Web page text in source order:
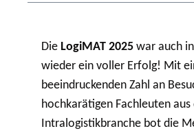
Die LogiMAT 2025 war auch
wieder ein voller Erfolg! Mit
beeindruckenden Zahl an
hochkarätigen Fachleuten
Intralogistikbranche bot die